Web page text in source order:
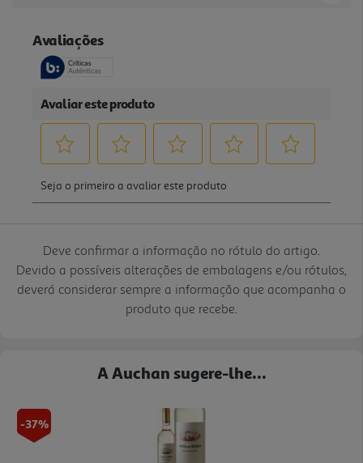
Deve confirmar a informação no rótulo do artigo.
Devido a possíveis alterações de embalagens e/ou rótulos,
deverá considerar sempre a informação que acompanha o
produto que recebe.
A Auchan sugere-lhe...
-37%